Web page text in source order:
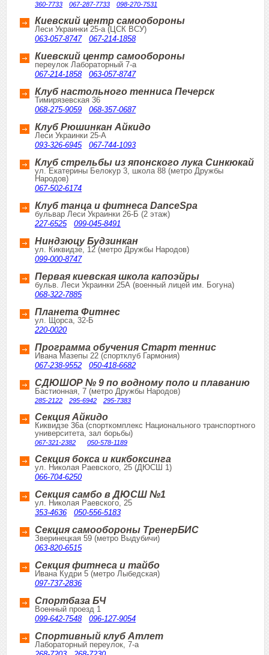
360-7733 067-287-7733 098-270-7531
Киевский центр самообороны
Леси Украинки 25-а (ЦСК ВСУ)
063-057-8747
067-214-1858
Киевский центр самообороны
переулок Лабораторный 7-а
067-214-1858
063-057-8747
Клуб настольного тенниса Печерск
Тимирязевская 36
068-275-9059
068-357-0687
Клуб Рюшинкан Айкидо
Леси Украинки 25-А
093-326-6945
067-744-1093
Клуб стрельбы из японского лука Синкюкай
ул. Екатерины Белокур 3, школа 88 (метро Дружбы
Народов)
067-502-6174
Клуб танца и фитнеса DanceSpa
бульвар Леси Украинки 26-Б (2 этаж)
227-6525
099-045-8491
Ниндзюцу Будзинкан
ул. Киквидзе, 12 (метро Дружбы Народов)
099-000-8747
Первая киевская школа капоэйры
бульв. Леси Украинки 25А (военный лицей им. Богуна)
068-322-7885
Планета Фитнес
ул. Щорса, 32-Б
220-0020
Программа обучения Старт теннис
Ивана Мазепы 22 (спортклуб Гармония)
067-238-9552
050-418-6682
СДЮШОР № 9 по водному поло и плаванию
Бастионная, 7 (метро Дружбы Народов)
285-2122 295-6942 295-7383
Секция Айкидо
Киквидзе 36а (спорткомплекс Национального транспортного
университета, зал борьбы)
067-321-2382 050-578-1189
Секция бокса и кикбоксинга
ул. Николая Раевского, 25 (ДЮСШ 1)
066-704-6250
Секция самбо в ДЮСШ №1
ул. Николая Раевского, 25
353-4636
050-556-5183
Секция самообороны ТренерБИС
Зверинецкая 59 (метро Выдубичи)
063-820-6515
Секция фитнеса и тайбо
Ивана Кудри 5 (метро Лыбедская)
097-737-2836
Спортбаза БЧ
Военный проезд 1
099-642-7548
096-127-9054
Спортивный клуб Атлет
Лабораторный переулок, 7-а